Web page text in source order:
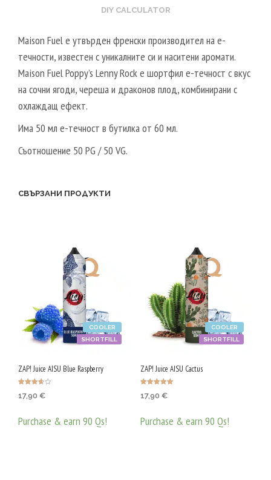
DIY CALCULATOR
Maison Fuel е утвърден френски производител на е-
течности, известен с уникалните си и наситени аромати.
Maison Fuel Poppy’s Lenny Rock е шортфил е-течност с вкус
на сочни ягоди, череша и драконов плод, комбинирани с
охлаждащ ефект.
Има 50 мл е-течност в бутилка от 60 мл.
Съотношение 50 PG / 50 VG.
СВЪРЗАНИ ПРОДУКТИ
SHORTFILL
COOLER
ZAP! Juice AISU Blue Raspberry
с17,90 €
Purchase & earn 90 Qs!
SHORTFILL
COOLER
ZAP! Juice AISU Cactus
5.00
17,90 €
Purchase & earn 90 Qs!